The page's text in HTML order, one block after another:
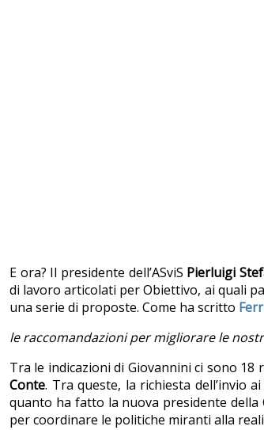
E ora? Il presidente dell’ASviS Pierluigi
di lavoro articolati per Obiettivo, ai quali
una serie di proposte. Come ha scritto
le raccomandazioni per migliorare le
Tra le indicazioni di Giovannini ci sono
Conte. Tra queste, la richiesta dell’invio
quanto ha fatto la nuova presidente della
per coordinare le politiche miranti alla